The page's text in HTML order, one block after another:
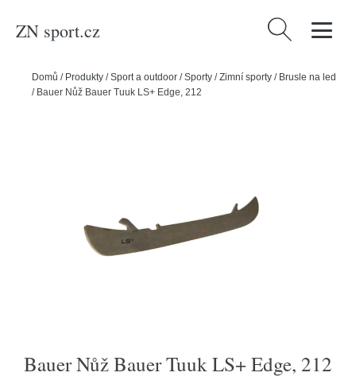
ZN sport.cz Vyhledávání
Domů / Produkty /Sport a outdoor /Sporty /Zimní sporty / Brusle na led
/ Bauer Nůž Bauer Tuuk LS+ Edge, 212
Bauer Nůž Bauer Tuuk LS+ Edge, 212